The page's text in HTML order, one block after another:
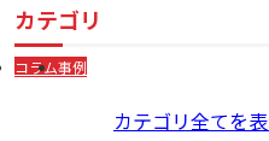
カテゴリ
コラム事例
カテゴリ全てを